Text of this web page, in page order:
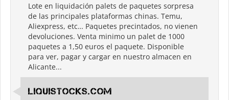
Lote en liquidación palets de paquetes sorpresa
de las principales plataformas chinas. Temu,
Aliexpress, etc… Paquetes precintados, no vienen
devoluciones. Venta minimo un palet de 1000
paquetes a 1,50 euros el paquete. Disponible
para ver, pagar y cargar en nuestro almacen en
Alicante...
LIQUISTOCKS.COM